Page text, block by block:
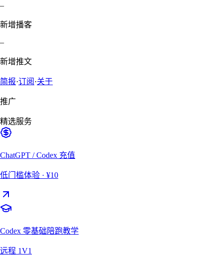
–
新增播客
–
新增推文
简报·订阅 ·关于
推广
精选服务
ChatGPT / Codex 充值
低门槛体验 · ¥10
Codex 零基础陪跑教学
远程 1V1